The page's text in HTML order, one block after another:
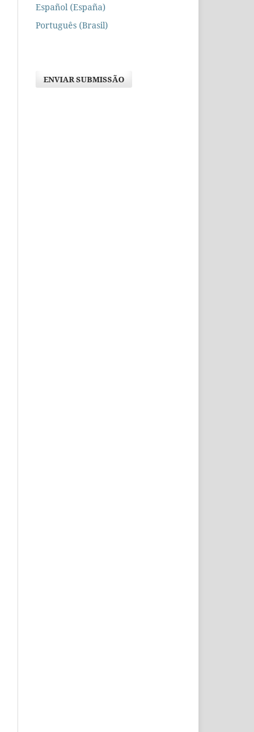
Español (España)
Português (Brasil)
ENVIAR SUBMISSÃO